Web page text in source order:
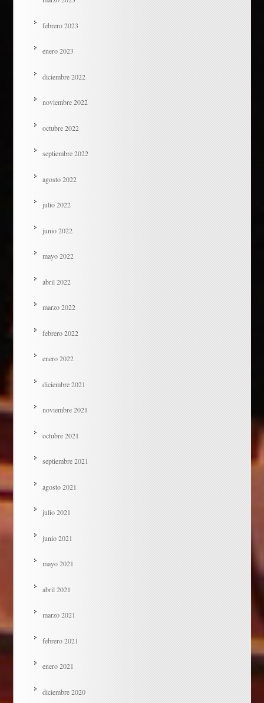
febrero 2023
enero 2023
diciembre 2022
noviembre 2022
octubre 2022
septiembre 2022
agosto 2022
julio 2022
junio 2022
mayo 2022
abril 2022
marzo 2022
febrero 2022
enero 2022
diciembre 2021
noviembre 2021
octubre 2021
septiembre 2021
agosto 2021
julio 2021
junio 2021
mayo 2021
abril 2021
marzo 2021
febrero 2021
enero 2021
diciembre 2020